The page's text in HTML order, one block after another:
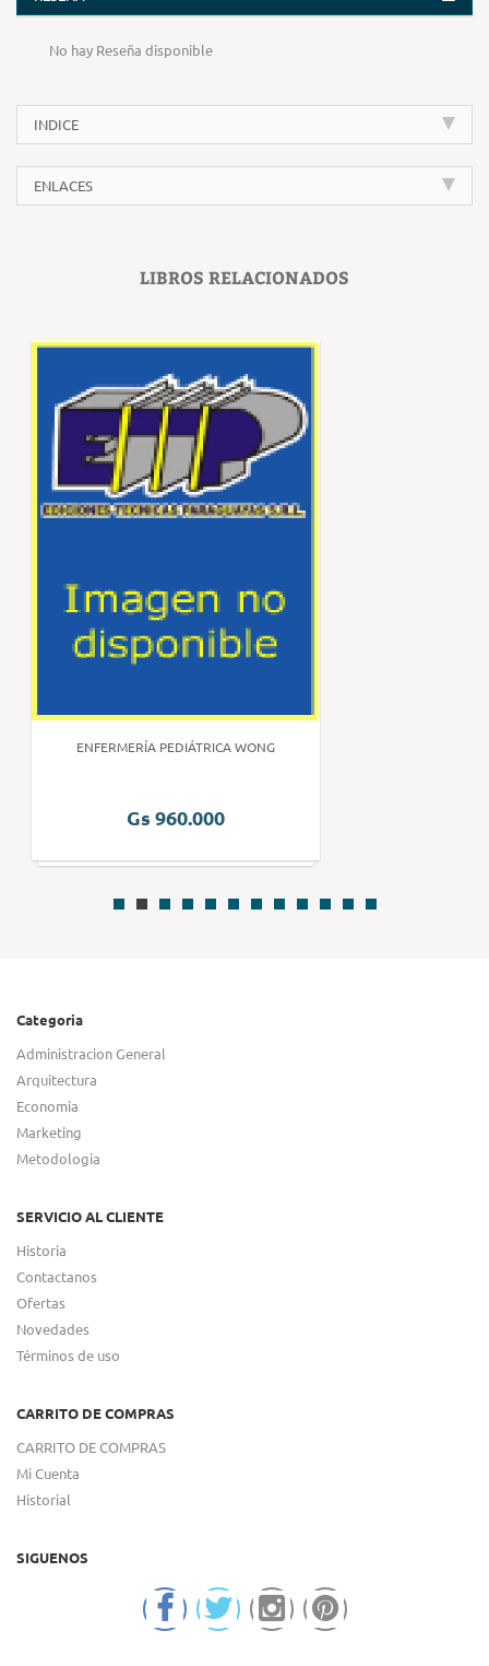
No hay Reseña disponible
INDICE
ENLACES
LIBROS RELACIONADOS
ENFERMERÍA PEDIÁTRICA WONG
Gs 960.000
Categoria
Administracion General
Arquitectura
Economia
Marketing
Metodologia
SERVICIO AL CLIENTE
Historia
Contactanos
Ofertas
Novedades
Términos de uso
CARRITO DE COMPRAS
CARRITO DE COMPRAS
Mi Cuenta
Historial
SIGUENOS